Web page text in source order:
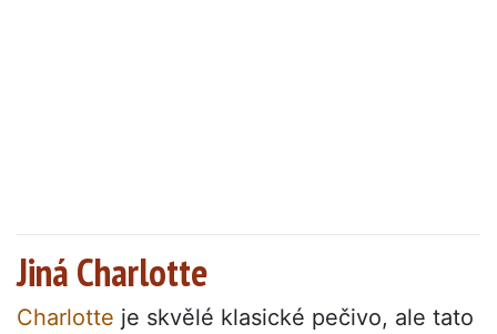
Jiná Charlotte
Charlotte je skvělé klasické pečivo, ale tato